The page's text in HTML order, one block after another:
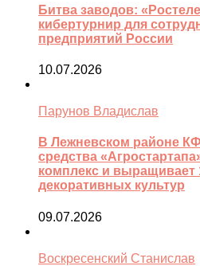
Битва заводов:
кибертурнир для
предприятий России
10.07.2026
Парунов Владислав
В Лежневском районе
средства
комплекс и выращивает
декоративных культур
09.07.2026
Воскресенский Станислав